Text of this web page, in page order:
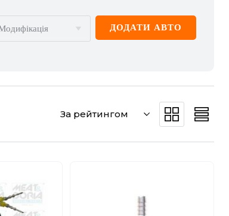
GREAT WALL HAVAL
POLESTAR PORSCHE
ДОДАТИ АВТО
За рейтингом